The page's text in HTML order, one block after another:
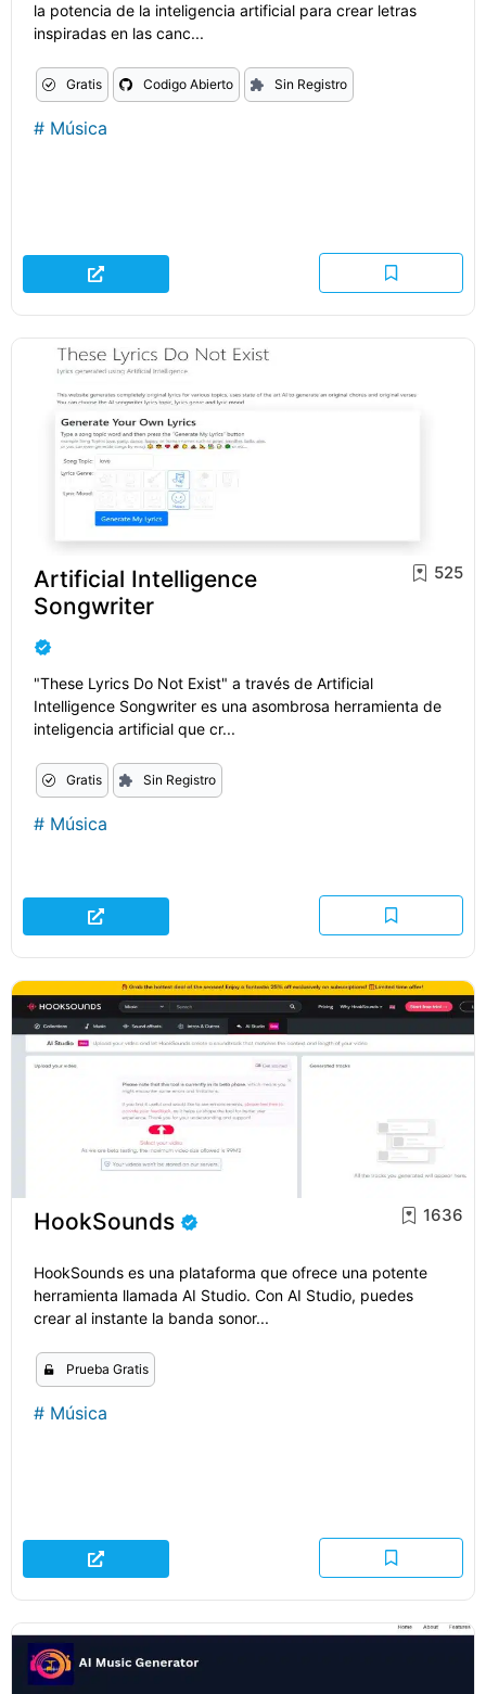
la potencia de la inteligencia artificial para crear letras
inspiradas en las canc...
Gratis Codigo Abierto Sin Registro
# Música
Artificial Intelligence
Songwriter
525
"These Lyrics Do Not Exist" a través de Artificial
Intelligence Songwriter es una asombrosa herramienta de
inteligencia artificial que cr...
Gratis Sin Registro
# Música
HookSounds 1636
HookSounds es una plataforma que ofrece una potente
herramienta llamada AI Studio. Con AI Studio, puedes
crear al instante la banda sonor...
Prueba Gratis
# Música